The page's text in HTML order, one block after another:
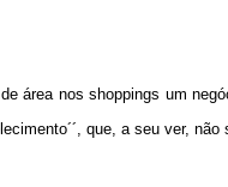
área nos shoppings um
que, a seu ver,